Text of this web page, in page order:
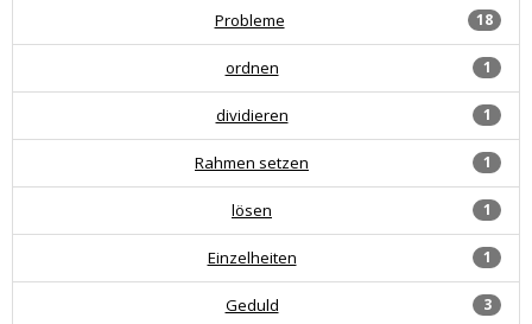
18
Probleme
1
ordnen
1
dividieren
1
Rahmen setzen
1
lösen
1
Einzelheiten
3
Geduld